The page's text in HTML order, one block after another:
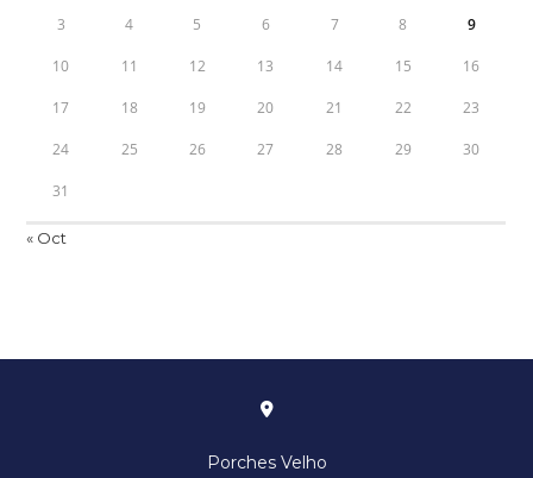
3 4 5 6 7 8 9
10 11 12 13 14 15 16
17 18 19 20 21 22 23
24 25 26 27 28 29 30
31
« Oct
Porches Velho